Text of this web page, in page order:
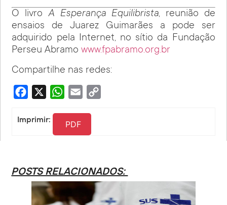
O livro A Esperança Equilibrista, reunião de
ensaios de Juarez Guimarães a pode ser
adquirido pela Internet, no sítio da Fundação
Perseu Abramowww.fpabramo.org.br
Compartilhe nas redes:
Facebook WhatsApp
Email
Imprimir: PDF
POSTS RELACIONADOS: